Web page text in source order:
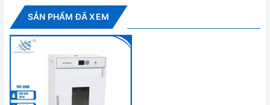
Kích thước
buồng sấy
(DxWxH)
260 x 280 x 280 mm
Kích thước
450 x 420 x 590 mm
Trọng lượng
SẢN PHẨM ĐÃ XEM